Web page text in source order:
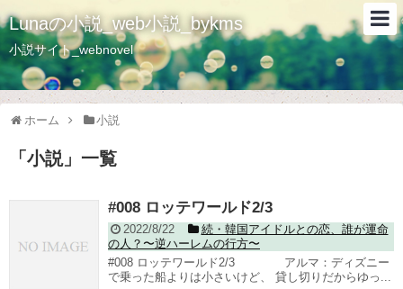
Lunaの小説_web小説_bykms
小説サイト_webnovel
ホーム 小説
「 小説」 一覧
#008 ロッテワールド2/3
2022/8/22
続・韓国アイドルとの恋、誰が運命
の人？〜逆ハーレムの行方〜
#008 ロッテワールド2/3 アルマ：ディズニー
で乗った船よりは小さいけど、 貸し切りだからゆっ...